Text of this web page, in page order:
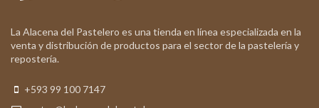
La Alacena del Pastelero es una tienda en línea especializada en la
venta y distribución de productos para el sector de la pastelería y
repostería.
+593 99 100 7147